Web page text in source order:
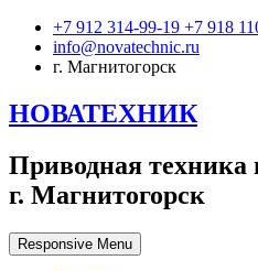
+7 912 314-99-19 +7 918
info@novatechnic.ru
г. Магнитогорск
НОВАТЕХНИК
Приводная техника
г. Магнитогорск
Responsive Menu